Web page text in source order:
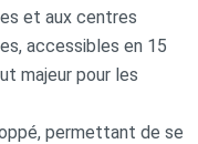
et aux centres
accessibles en 15
majeur pour les
permettant de se